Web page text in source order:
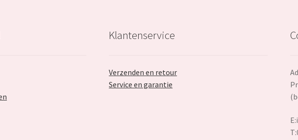
Klantenservice
Verzenden en retour
Service en garantie
E: